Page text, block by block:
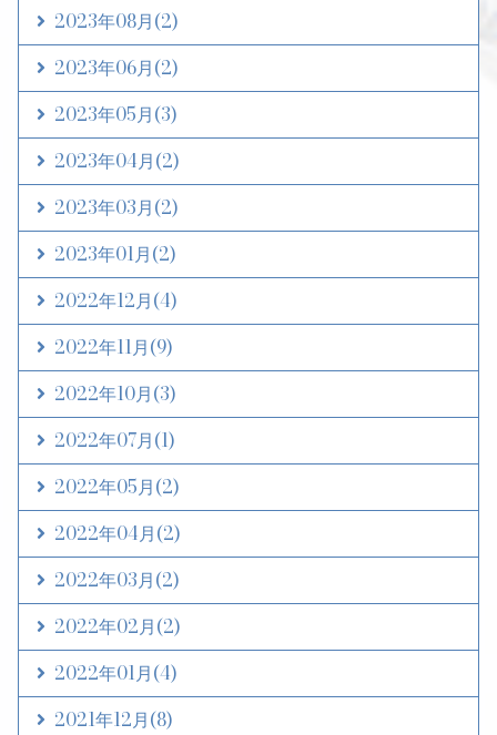
2023年08月(2)
2023年06月(2)
2023年05月(3)
2023年04月(2)
2023年03月(2)
2023年01月(2)
2022年12月(4)
2022年11月(9)
2022年10月(3)
2022年07月(1)
2022年05月(2)
2022年04月(2)
2022年03月(2)
2022年02月(2)
2022年01月(4)
2021年12月(8)